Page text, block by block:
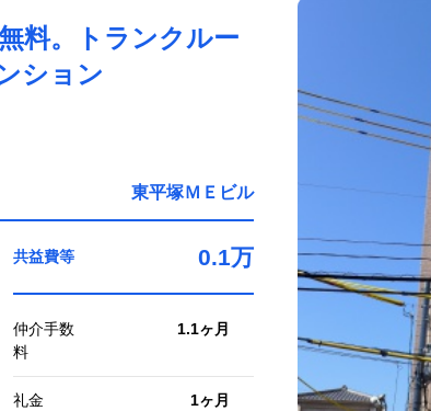
料。トランクルー
ション
東平塚ＭＥビル
共益費等 0.1万
仲介手数
料
1.1ヶ月
礼金 1ヶ月